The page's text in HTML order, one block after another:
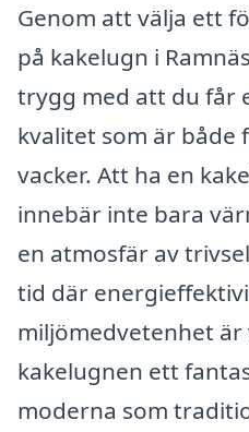
Genom att välja ett
på kakelugn i
trygg med att du får
kvalitet som är både
vacker. Att ha en
innebär inte bara
en atmosfär av
tid där
miljömedvetenhet
kakelugnen ett
moderna som